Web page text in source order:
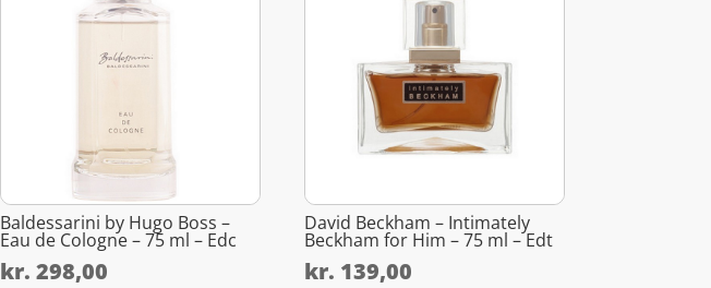
Baldessarini by Hugo Boss –
Eau de Cologne – 75 ml – Edc
kr. 298,00
David Beckham – Intimately
Beckham for Him – 75 ml – Edt
kr. 139,00